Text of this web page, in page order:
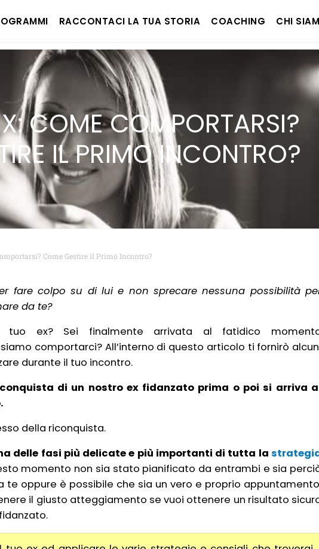
RACCONTACI LA TUA STORIA COACHING CHI
COME COMPORTARSI?
IL PRIMO INCONTRO?
Come Gestire il Primo Incontro?
fare colpo su di lui e non sprecare nessuna possibilità
da te?
tuo ex? Sei finalmente arrivata al fatidico
comportarci? All’interno di questo articolo ti fornirò
durante il tuo incontro.
di un nostro ex fidanzato prima o poi si arriva
della riconquista.
delle fasi più delicate e più importanti di tutta la
momento non sia stato pianificato da entrambi e sia
te oppure è possibile che sia un vero e proprio
il giusto atteggiamento se vuoi ottenere un risultato